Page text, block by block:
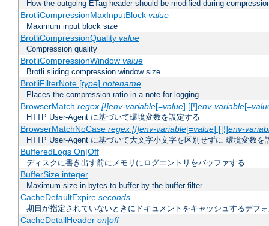
How the outgoing ETag header should be modified during
BrotliCompressionMaxInputBlock value
Maximum input block size
BrotliCompressionQuality value
Compression quality
BrotliCompressionWindow value
Brotli sliding compression window size
BrotliFilterNote [type] notename
Places the compression ratio in a note for logging
BrowserMatch regex [!]env-variable[=value] [[!]env-variable[=
HTTP User-Agent に基づいて環境変数を設定する
BrowserMatchNoCase regex [!]env-variable[=value] [[!]env-
HTTP User-Agent に基づいて大文字小文字を区別せずに 環境変数を
BufferedLogs On|Off
ディスクに書き出す前にメモリにログエントリをバッファする
BufferSize integer
Maximum size in bytes to buffer by the buffer filter
CacheDefaultExpire seconds
期日が指定されていないときにドキュメントをキャッシュするデフ
CacheDetailHeader on|off